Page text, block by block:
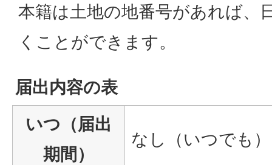
本籍は土地の地番号があれば、
くことができます。
届出内容の表
いつ（届出
期間）
なし（いつでも）